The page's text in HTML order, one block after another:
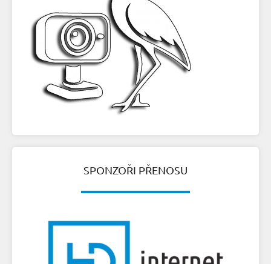
SPONZOŘI PŘENOSU